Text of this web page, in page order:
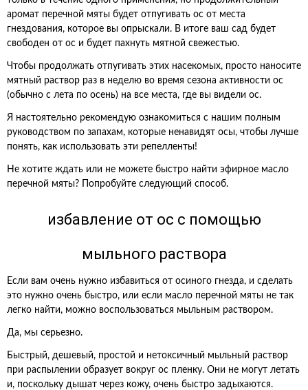
аромат перечной мяты будет отпугивать ос от места
гнездования, которое вы опрыскали. В итоге ваш сад будет
свободен от ос и будет пахнуть мятной свежестью.
Чтобы продолжать отпугивать этих насекомых, просто наносите
мятный раствор раз в неделю во время сезона активности ос
(обычно с лета по осень) на все места, где вы видели ос.
Я настоятельно рекомендую ознакомиться с нашим полным
руководством по запахам, которые ненавидят осы, чтобы лучше
понять, как использовать эти репелленты!
Не хотите ждать или не можете быстро найти эфирное масло
перечной мяты? Попробуйте следующий способ.
избавление от ос с помощью
мыльного раствора
Если вам очень нужно избавиться от осиного гнезда, и сделать
это нужно очень быстро, или если масло перечной мяты не так
легко найти, можно воспользоваться мыльным раствором.
Да, мы серьезно.
Быстрый, дешевый, простой и нетоксичный мыльный раствор
при распылении образует вокруг ос пленку. Они не могут летать
и, поскольку дышат через кожу, очень быстро задыхаются.